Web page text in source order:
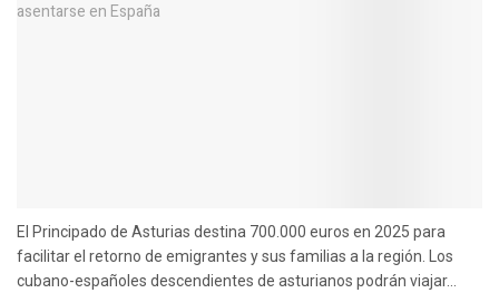
El Principado de Asturias destina 700.000 euros en 2025 para
facilitar el retorno de emigrantes y sus familias a la región. Los
cubano-españoles descendientes de asturianos podrán viajar...